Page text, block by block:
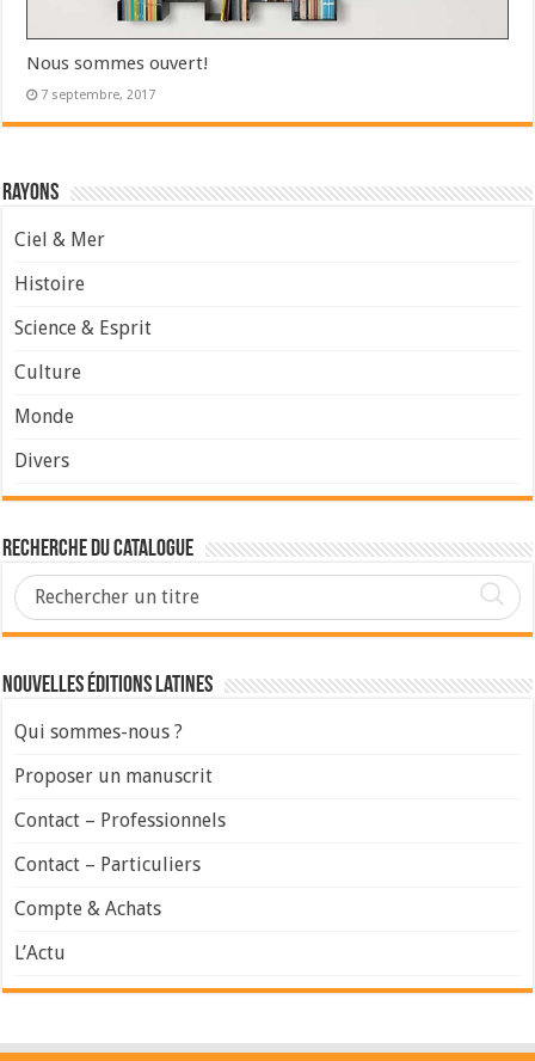
Nous sommes ouvert!
7 septembre, 2017
Rayons
Ciel & Mer
Histoire
Science & Esprit
Culture
Monde
Divers
Recherche du Catalogue
Nouvelles Éditions Latines
Qui sommes-nous ?
Proposer un manuscrit
Contact – Professionnels
Contact – Particuliers
Compte & Achats
L’Actu